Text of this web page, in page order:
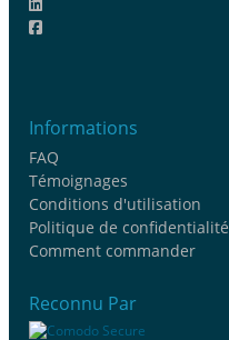
Informations
FAQ
Témoignages
Conditions d'utilisation
Politique de confidentialité
Comment commander
Reconnu Par